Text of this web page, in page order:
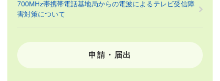
700MHz帯携帯電話基地局からの電波によるテレビ受信障
害対策について
申請・届出